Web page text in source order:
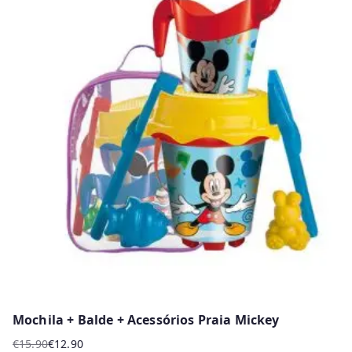
Mochila + Balde + Acessórios Praia Mickey
€15.90€12.90